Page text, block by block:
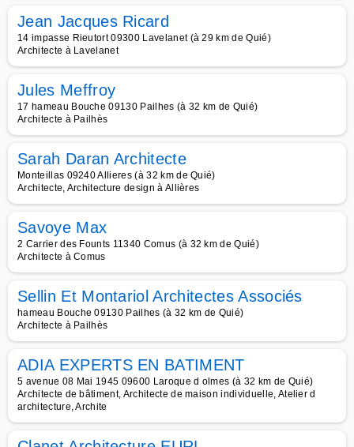
Jean Jacques Ricard
14 impasse Rieutort 09300 Lavelanet (à 29 km de Quié)
Architecte à Lavelanet
Jules Meffroy
17 hameau Bouche 09130 Pailhes (à 32 km de Quié)
Architecte à Pailhès
Sarah Daran Architecte
Monteillas 09240 Allieres (à 32 km de Quié)
Architecte, Architecture design à Allières
Savoye Max
2 Carrier des Founts 11340 Comus (à 32 km de Quié)
Architecte à Comus
Sellin Et Montariol Architectes Associés
hameau Bouche 09130 Pailhes (à 32 km de Quié)
Architecte à Pailhès
ADIA EXPERTS EN BATIMENT
5 avenue 08 Mai 1945 09600 Laroque d olmes (à 32 km de Quié)
Architecte de bâtiment, Architecte de maison individuelle, Atelier d
architecture, Archite